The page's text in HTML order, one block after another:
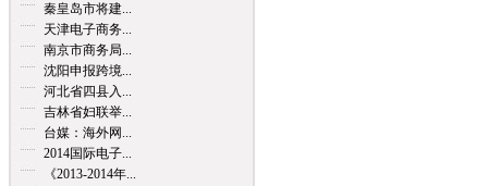
秦皇岛市将建...
天津电子商务...
南京市商务局...
沈阳申报跨境...
河北省四县入...
吉林省妇联举...
台媒：海外网...
2014国际电子...
《2013-2014年...